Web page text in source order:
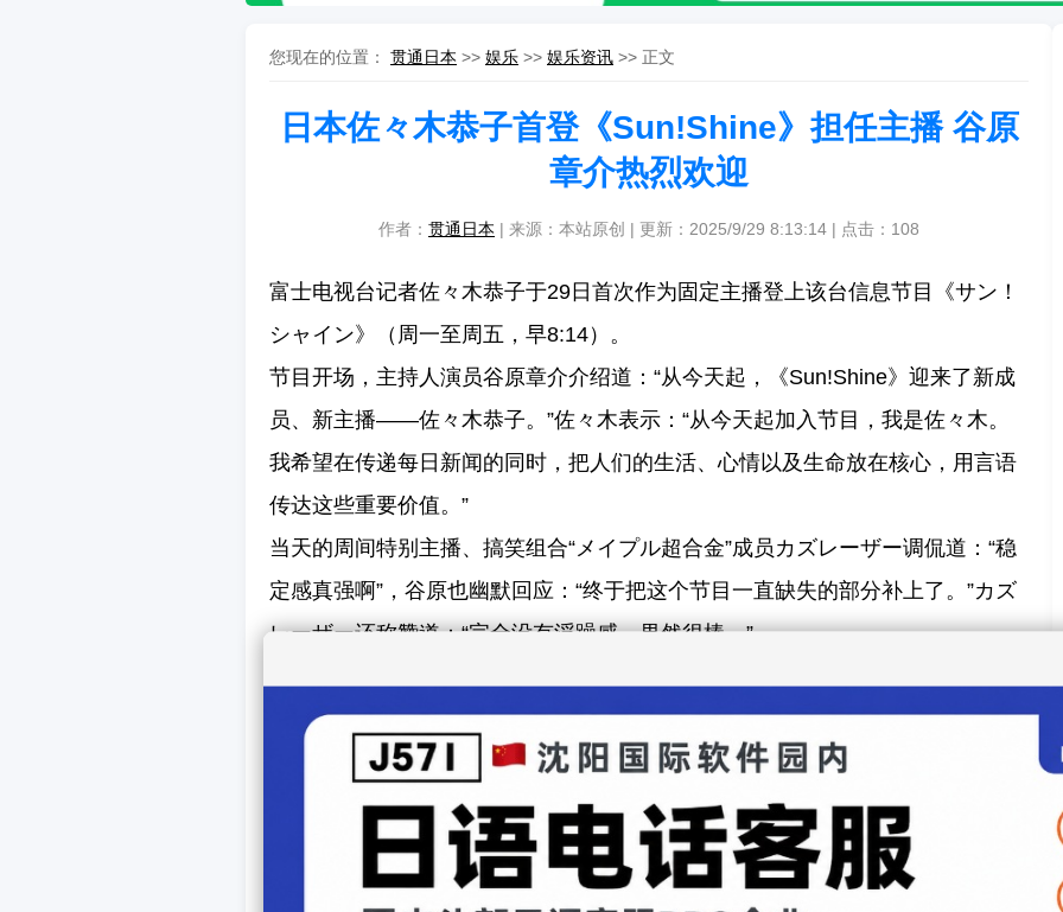
您现在的位置： 贯通日本 >> 娱乐 >> 娱乐资讯 >> 正文
日本佐々木恭子首登《Sun!Shine》担任主播 谷原
章介热烈欢迎
作者： 贯通日本 | 来源：本站原创 | 更新：2025/9/29 8:13:14 | 点击： 108
富士电视台记者佐々木恭子于29日首次作为固定主播登上该台信息节目《サン！
シャイン》（周一至周五，早8:14）。
节目开场，主持人演员谷原章介介绍道：“从今天起，《Sun!Shine》迎来了新成
员、新主播——佐々木恭子。”佐々木表示：“从今天起加入节目，我是佐々木。
我希望在传递每日新闻的同时，把人们的生活、心情以及生命放在核心，用言语
传达这些重要价值。”
当天的周间特别主播、搞笑组合“メイプル超合金”成员カズレーザー调侃道：“稳
定感真强啊”，谷原也幽默回应：“终于把这个节目一直缺失的部分补上了。”カズ
レーザー还称赞道：“完全没有浮躁感，果然很棒。”
档新闻与信息节目主播。在《サン！シャイン》中，她将与同龄的谷原章介（均
为1972年生）搭档，共同深化节目中的讨论环节。
上一篇娱乐：日本高石あかり朝剧拍摄幕后晒小憩照 粉丝送上加油